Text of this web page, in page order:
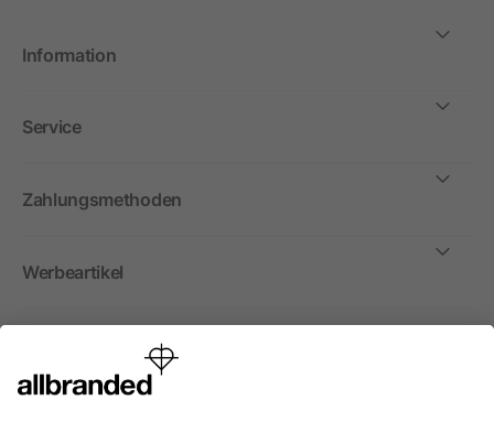
Information
Service
Zahlungsmethoden
Werbeartikel
International